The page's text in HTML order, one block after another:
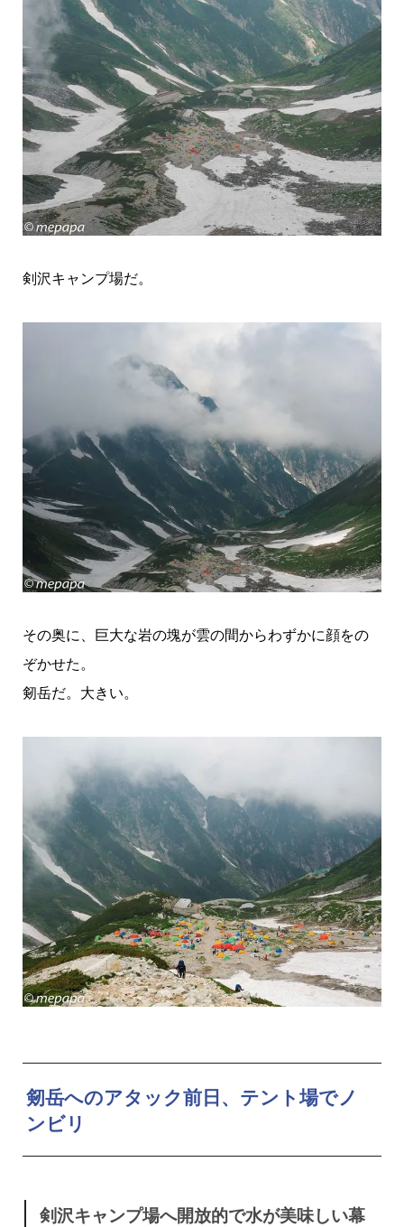
剣沢キャンプ場だ。
その奥に、巨大な岩の塊が雲の間からわずかに顔をの
ぞかせた。
剱岳だ。大きい。
剱岳へのアタック前日、テント場でノ
ンビリ
剣沢キャンプ場へ開放的で水が美味しい幕